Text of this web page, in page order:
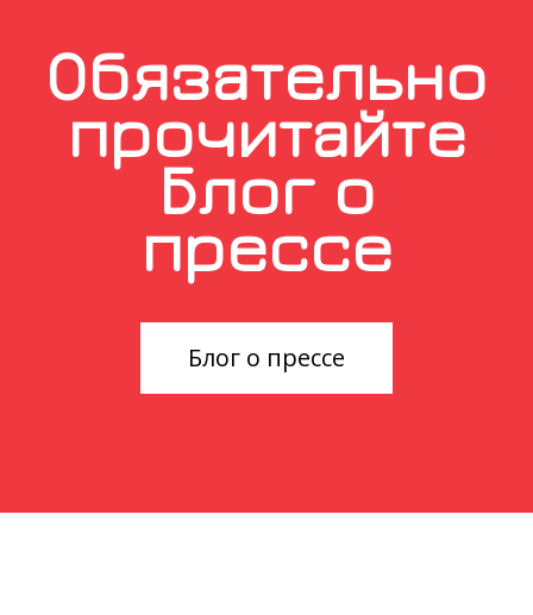
Обязательно
прочитайте
Блог о
прессе
Блог о прессе